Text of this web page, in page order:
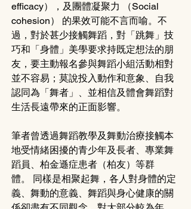
efficacy），及團體凝聚力 （Social
cohesion） 的果效可能不言而喻。不
過，對於甚少接觸舞蹈，對「跳舞」技
巧和「身體」美學要求持既定想法的朋
友，要主動報名參與舞蹈小組活動相對
並不容易；莫說投入動作和意象、自我
認同為「舞者」、並相信及體會舞蹈對
生活長遠帶來的正面影響。
筆者曾透過舞蹈教學及舞動治療接觸本
地受情緒困擾的青少年及長者、專業舞
蹈員、柏金遜症患者（柏友）等群
體。 同樣是相聚起舞，各人對身體的定
義、舞動的意義、舞蹈與身心健康的關